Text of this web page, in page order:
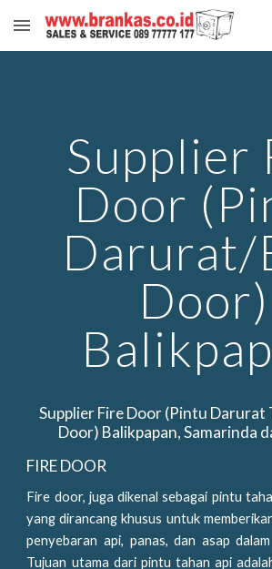
Skip to main content
Supplier
Door
Darurat/
Door)
Supplier Fire Door (Pintu Darurat
Door) Balikpapan, Samarinda
FIRE DOOR
Fire door, juga dikenal sebagai pintu
yang dirancang khusus untuk
penyebaran api, panas, dan asap
Tujuan utama dari pintu tahan api